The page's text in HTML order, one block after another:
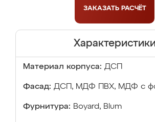
ЗАКАЗАТЬ РАСЧЁТ
Характеристики
Материал корпуса: ДСП
Фасад: ДСП, МДФ ПВХ, МДФ с
Фурнитура: Boyard, Blum